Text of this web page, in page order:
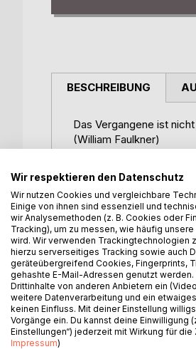
BESCHREIBUNG
Das Vergangene ist
(William Faulkner)
Aus der Oulipo-
Ausgangspunkt der
Dabei legt man eine
öffnet und ihre bemalte
Die Berührung mit dem
unsichtbar sind, frei.
Die Knospe, die dem
Der Satz entfaltet und
Autors, kommt. Ein
Wir respektieren den Datenschutz
Wir nutzen Cookies und vergleichbare
Einige von ihnen sind essenziell und
wir Analysemethoden (z. B. Cookies oder
Tracking), um zu messen, wie häufig
wird. Wir verwenden Trackingtechnologien
hierzu serverseitiges Tracking sowie auch
geräteübergreifend Cookies, Fingerprints,
gehashte E-Mail-Adressen genutzt
Drittinhalte von anderen Anbietern ein
weitere Datenverarbeitung und ein
keinen Einfluss. Mit deiner Einstellung
Vorgänge ein. Du kannst deine Einwilligung
Einstellungen“) jederzeit mit Wirkung für
Impressum)